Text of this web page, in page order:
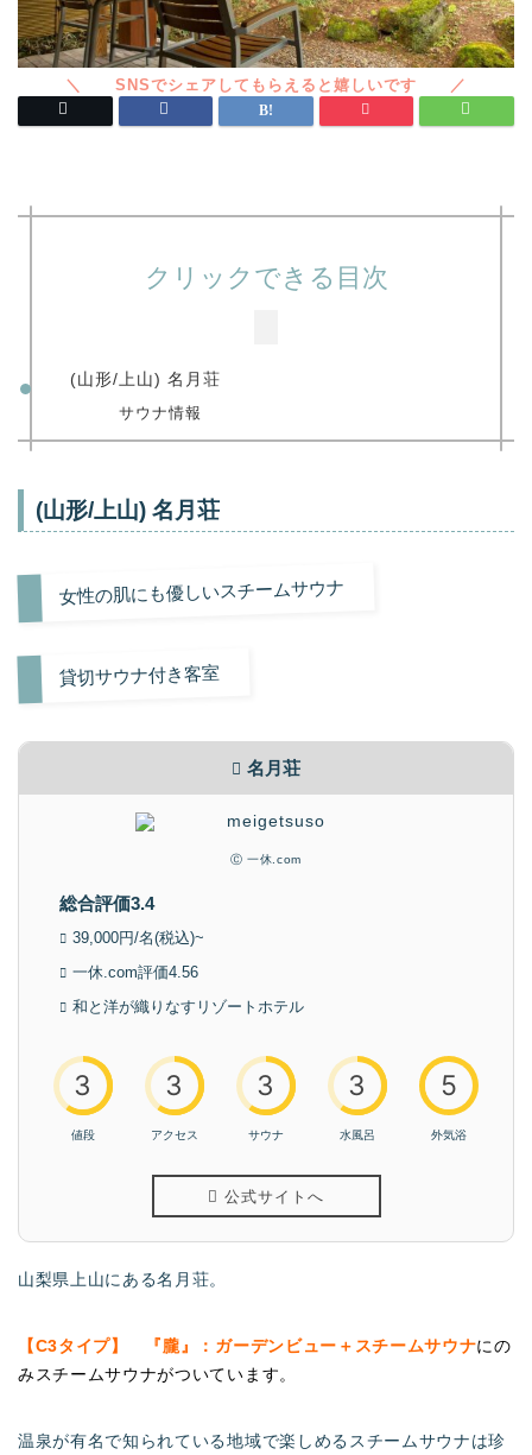
クリックできる目次
(山形/上山) 名月荘
サウナ情報
(山形/上山) 名月荘
女性の肌にも優しいスチームサウナ
貸切サウナ付き客室
名月荘
総合評価3.4
39,000円/名(税込)~
一休.com評価4.56
和と洋が織りなすリゾートホテル
Ⓒ 一休.com
3
値段
3
アクセス
3
サウナ
3
水風呂
5
外気浴
公式サイトへ
山梨県上山にある名月荘。
【C3タイプ】 『朧』：ガーデンビュー＋スチームサウナにの
みスチームサウナがついています。
温泉が有名で知られている地域で楽しめるスチームサウナは珍